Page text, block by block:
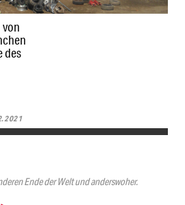
des
Ende der Welt und anderswoher.